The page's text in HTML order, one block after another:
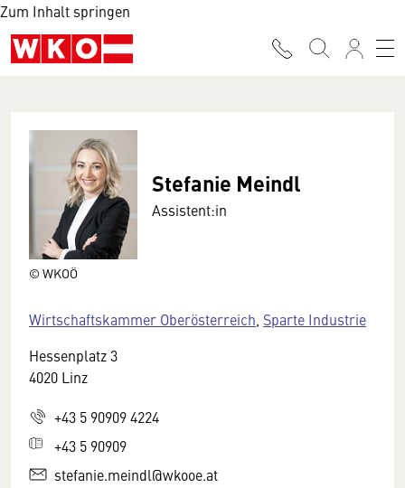
Zum Inhalt springen
© WKOÖ
Stefanie Meindl
Assistent:in
Wirtschaftskammer Oberösterreich Sparte Industrie
Hessenplatz 3
4020 Linz
+43 5 90909 4224
+43 5 90909
stefanie.meindl@wkooe.at